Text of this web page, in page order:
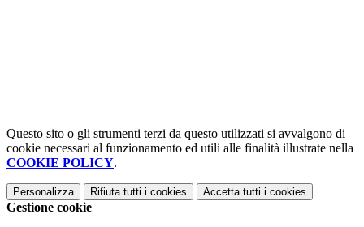
Questo sito o gli strumenti terzi da questo utilizzati si avvalgono di
cookie necessari al funzionamento ed utili alle finalità illustrate nella
COOKIE POLICY.
Personalizza Rifiuta tutti i cookies Accetta tutti i cookies
Gestione cookie